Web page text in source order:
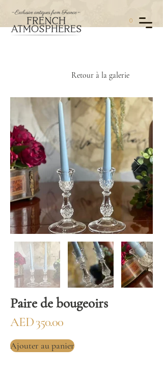
0
Retour à la galerie
Paire de bougeoirs
AED 350.00
Ajouter au panier